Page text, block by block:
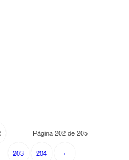
Página 202 de 205
203 204 ›